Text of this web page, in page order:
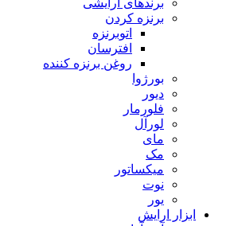
برنزه کردن
اتوبرنزه
افترسان
روغن برنزه کننده
بورژوا
دیور
فلورمار
لورآل
مای
مک
میکساتور
نوت
یور
ابزار ارایش